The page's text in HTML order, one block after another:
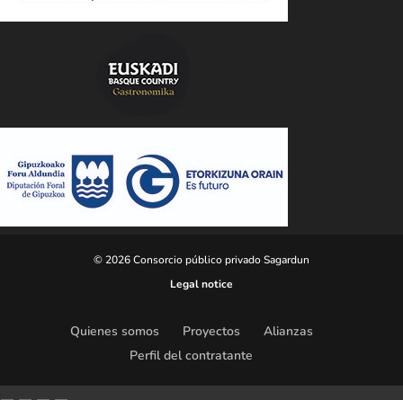
© 2026 Consorcio público privado Sagardun
Legal notice
Quienes somos Proyectos
Alianzas
Perfil del contratante